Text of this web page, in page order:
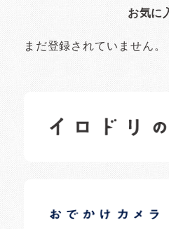
お気に
まだ登録されていません。
日常の様子など随時更新中です。
日常の様子など随時更新中です。